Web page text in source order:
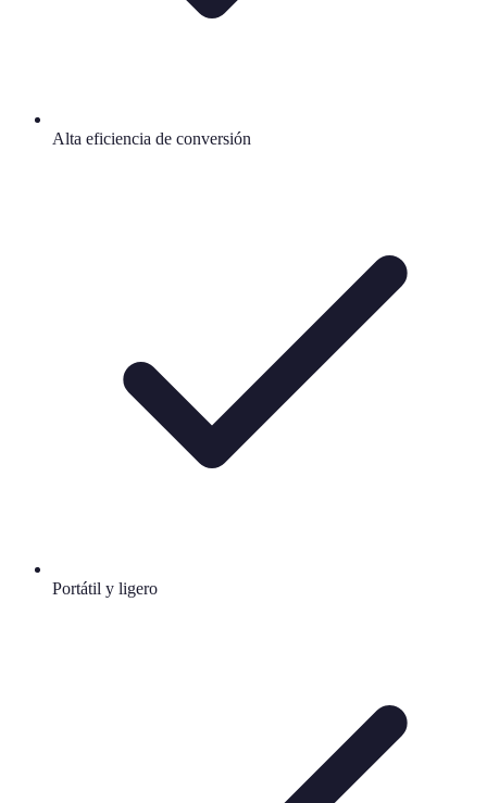
Alta eficiencia de conversión
Portátil y ligero